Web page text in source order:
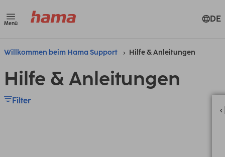
Menü DE
Willkommen beim Hama Support Hilfe & Anleitungen
Hilfe & Anleitungen
Filter